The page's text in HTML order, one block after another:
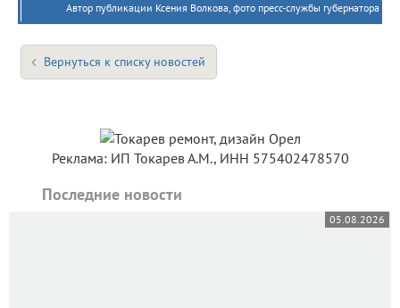
Автор публикации Ксения Волкова, фото пресс-службы губернатора
Вернуться к списку новостей
Реклама: ИП Токарев А.М., ИНН 575402478570
Последние новости
05.08.2026